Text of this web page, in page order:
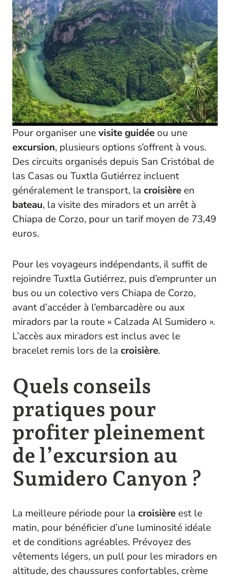
Pour organiser unevisite guidée ou une
excursion, plusieurs options s’offrent à vous.
Des circuits organisés depuis San Cristóbal de
las Casas ou Tuxtla Gutiérrez incluent
généralement le transport, la croisière en
bateau, la visite des miradors et un arrêt à
Chiapa de Corzo, pour un tarif moyen de 73,49
euros.
Pour les voyageurs indépendants, il suffit de
rejoindre Tuxtla Gutiérrez, puis d’emprunter un
bus ou un colectivo vers Chiapa de Corzo,
avant d’accéder à l’embarcadère ou aux
miradors par la route « Calzada Al Sumidero ».
L’accès aux miradors est inclus avec le
bracelet remis lors de la croisière.
Quels conseils
pratiques pour
profiter pleinement
de l’excursion au
Sumidero Canyon ?
La meilleure période pour la croisière est le
matin, pour bénéficier d’une luminosité idéale
et de conditions agréables. Prévoyez des
vêtements légers, un pull pour les miradors en
altitude, des chaussures confortables, crème